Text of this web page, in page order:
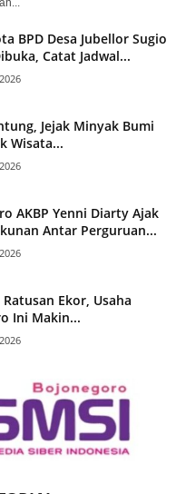
BPD Desa Jubellor Sugio
Catat Jadwal...
Jejak Minyak Bumi
Wisata...
AKBP Yenni Diarty Ajak
Antar Perguruan...
Ekor, Usaha
Ini Makin...